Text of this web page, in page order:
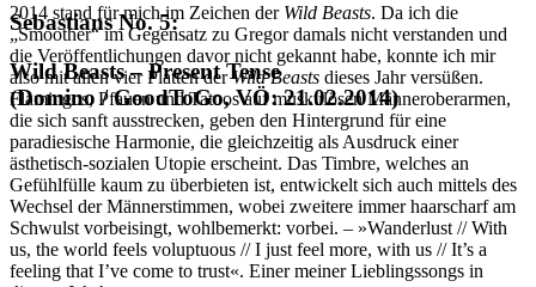
Sebastians No. 5:
Wild Beasts – Present Tense
(Domino / GoodToGo, VÖ: 21.02.2014)
2014 stand für mich im Zeichen der Wild Beasts. Da ich die
„Smoother“ im Gegensatz zu Gregor damals nicht verstanden und
die Veröffentlichungen davor nicht gekannt habe, konnte ich mir
also mit allen vier Platten derWild Beasts dieses Jahr versüßen.
Flamingos, Pfauen und Tatoos auf muskulösen Männeroberarmen,
die sich sanft ausstrecken, geben den Hintergrund für eine
paradiesische Harmonie, die gleichzeitig als Ausdruck einer
ästhetisch-sozialen Utopie erscheint. Das Timbre, welches an
Gefühlfülle kaum zu überbieten ist, entwickelt sich auch mittels des
Wechsel der Männerstimmen, wobei zweitere immer haarscharf am
Schwulst vorbeisingt, wohlbemerkt: vorbei. – »Wanderlust // With
us, the world feels voluptuous // I just feel more, with us // It’s a
feeling that I’ve come to trust«. Einer meiner Lieblingssongs in